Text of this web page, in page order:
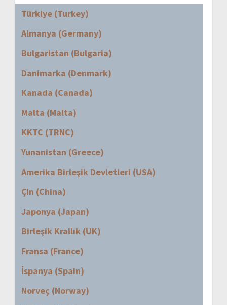
Türkiye (Turkey)
Almanya (Germany)
Bulgaristan (Bulgaria)
Danimarka (Denmark)
Kanada (Canada)
Malta (Malta)
KKTC (TRNC)
Yunanistan (Greece)
Amerika Birleşik Devletleri (USA)
Çin (China)
Japonya (Japan)
Birleşik Krallık (UK)
Fransa (France)
İspanya (Spain)
Norveç (Norway)